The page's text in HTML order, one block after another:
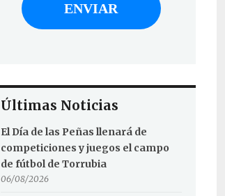
Últimas Noticias
El Día de las Peñas llenará de
competiciones y juegos el campo
de fútbol de Torrubia
06/08/2026